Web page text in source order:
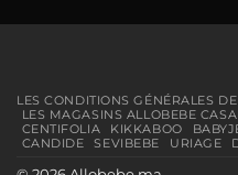
LES CONDITIONS GÉNÉRALES
LES MAGASINS ALLOBEBE
CENTIFOLIA
KIKKABOO
CANDIDE
SEVIBEBE URIAGE